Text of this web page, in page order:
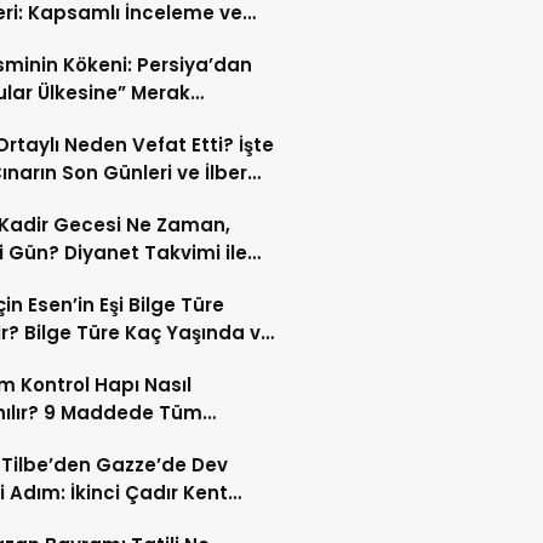
Kapsamlı İnceleme ve
Kökeni: Persiya’dan
Ülkesine” Merak
Neden Vefat Etti? İşte
Son Günleri ve İlber
Gecesi Ne Zaman,
Gün? Diyanet Takvimi ile
Esen’in Eşi Bilge Türe
Bilge Türe Kaç Yaşında ve
Kontrol Hapı Nasıl
9 Maddede Tüm
Tilbe’den Gazze’de Dev
Adım: İkinci Çadır Kent